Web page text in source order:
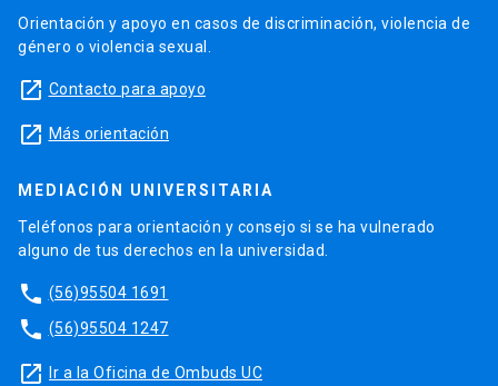
Orientación y apoyo en casos de discriminación, violencia de
género o violencia sexual.
launch Contacto para apoyo
launch Más orientación
MEDIACIÓN UNIVERSITARIA
Teléfonos para orientación y consejo si se ha vulnerado
alguno de tus derechos en la universidad.
phone (56)95504 1691
phone (56)95504 1247
launch Ir a la Oficina de Ombuds UC